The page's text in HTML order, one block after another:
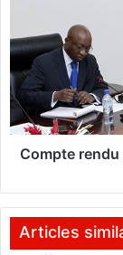
r
a
o
g
o
:
i
p
t
e
r
n
d
u
o
Compte
Articles